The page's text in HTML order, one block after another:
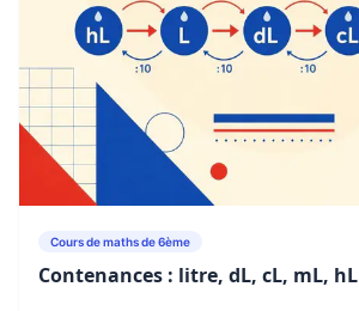
Cours de maths de 6ème
Contenances : litre, dL, cL, mL, hL